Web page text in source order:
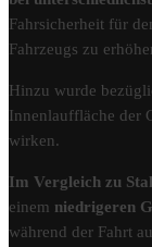
Fahrsicherheit für
Fahrzeugs zu
Hinzu wurde
Innenlauffläche der
wirken.
Im Vergleich zu
einem niedrigeren
während der Fahrt